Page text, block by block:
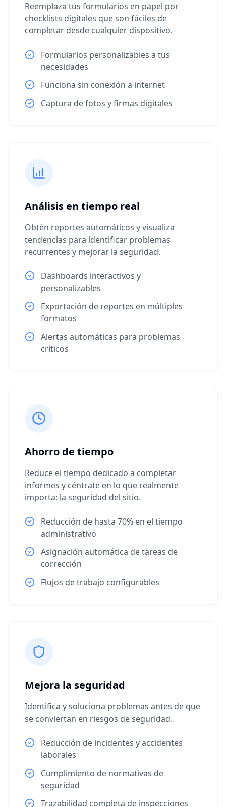
Reemplaza tus formularios en papel por
checklists digitales que son fáciles de
completar desde cualquier dispositivo.
Formularios personalizables a tus
necesidades
Funciona sin conexión a internet
Captura de fotos y firmas digitales
Análisis en tiempo real
Obtén reportes automáticos y visualiza
tendencias para identificar problemas
recurrentes y mejorar la seguridad.
Dashboards interactivos y
personalizables
Exportación de reportes en múltiples
formatos
Alertas automáticas para problemas
críticos
Ahorro de tiempo
Reduce el tiempo dedicado a completar
informes y céntrate en lo que realmente
importa: la seguridad del sitio.
Reducción de hasta 70% en el tiempo
administrativo
Asignación automática de tareas de
corrección
Flujos de trabajo configurables
Mejora la seguridad
Identifica y soluciona problemas antes de que
se conviertan en riesgos de seguridad.
Reducción de incidentes y accidentes
laborales
Cumplimiento de normativas de
seguridad
Trazabilidad completa de inspecciones